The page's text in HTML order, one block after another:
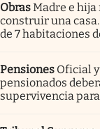
ObrasMadre e
construir una
de 7 habitaciones
Pensiones Oficial
pensionados
supervivencia